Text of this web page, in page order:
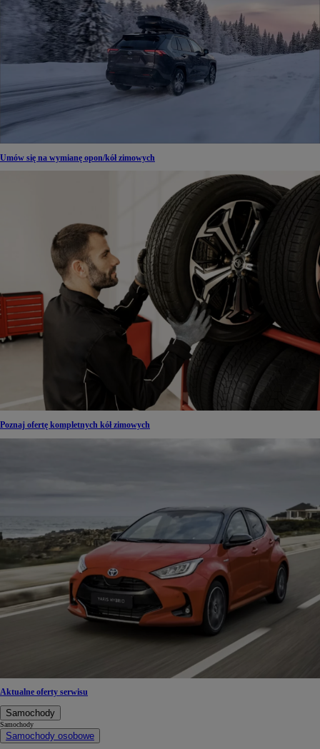
Umów się na wymianę opon/kół zimowych
Poznaj ofertę kompletnych kół zimowych
Aktualne oferty serwisu
Samochody
Samochody
Samochody osobowe